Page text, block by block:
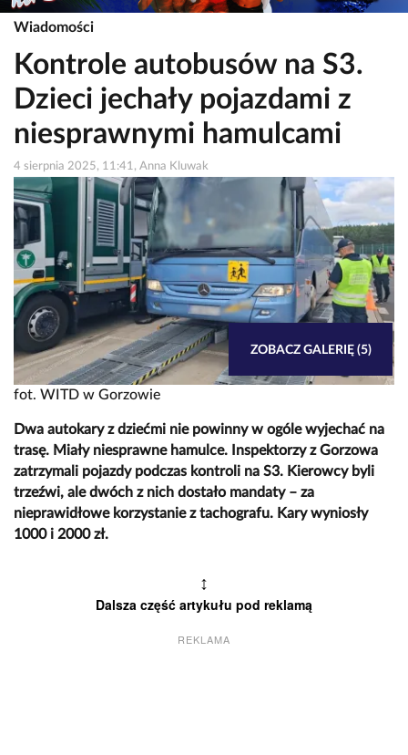
Wiadomości
Kontrole autobusów na S3.
Dzieci jechały pojazdami z
niesprawnymi hamulcami
4 sierpnia 2025, 11:41, Anna Kluwak
fot. WITD w Gorzowie
ZOBACZ GALERIĘ (5)
Dwa autokary z dziećmi nie powinny w ogóle wyjechać na
trasę. Miały niesprawne hamulce. Inspektorzy z Gorzowa
zatrzymali pojazdy podczas kontroli na S3. Kierowcy byli
trzeźwi, ale dwóch z nich dostało mandaty – za
nieprawidłowe korzystanie z tachografu. Kary wyniosły
1000 i 2000 zł.
↕
Dalsza część artykułu pod reklamą
REKLAMA